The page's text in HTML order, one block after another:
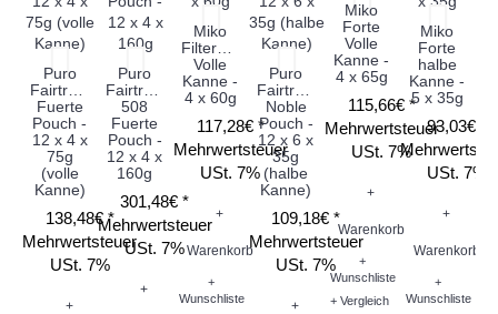
Puro
Fairtrade
Fuerte
Pouch -
12 x 4 x
75g
(volle
Kanne)
138,48€ *
Mehrwertsteuer
USt. 7%
+
Puro
Fairtrade
508
Fuerte
Pouch -
12 x 4 x
160g
301,48€ *
Mehrwertsteuer
USt. 7%
+
Miko
Filterbeutel
Volle
Kanne -
4 x 60g
117,28€ *
Mehrwertsteuer
USt. 7%
+
Warenkorb
+
Wunschliste
Puro
Fairtrade
Noble
Pouch -
12 x 6 x
35g
(halbe
Kanne)
109,18€ *
Mehrwertsteuer
USt. 7%
+
Miko
Forte
Volle
Kanne -
4 x 65g
115,66€ *
Mehrwertsteuer
USt. 7%
+
Warenkorb
+
Wunschliste
+ Vergleich
Miko
Forte
halbe
Kanne -
5 x 35g
93,03€ *
USt. 7%
+
Warenkorb
+
Wunschliste